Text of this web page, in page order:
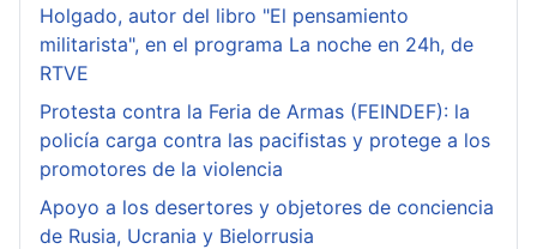
Holgado, autor del libro "El pensamiento
militarista", en el programa La noche en 24h, de
RTVE
Protesta contra la Feria de Armas (FEINDEF): la
policía carga contra las pacifistas y protege a los
promotores de la violencia
Apoyo a los desertores y objetores de conciencia
de Rusia, Ucrania y Bielorrusia